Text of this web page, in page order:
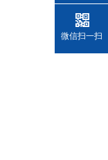
微信扫一扫